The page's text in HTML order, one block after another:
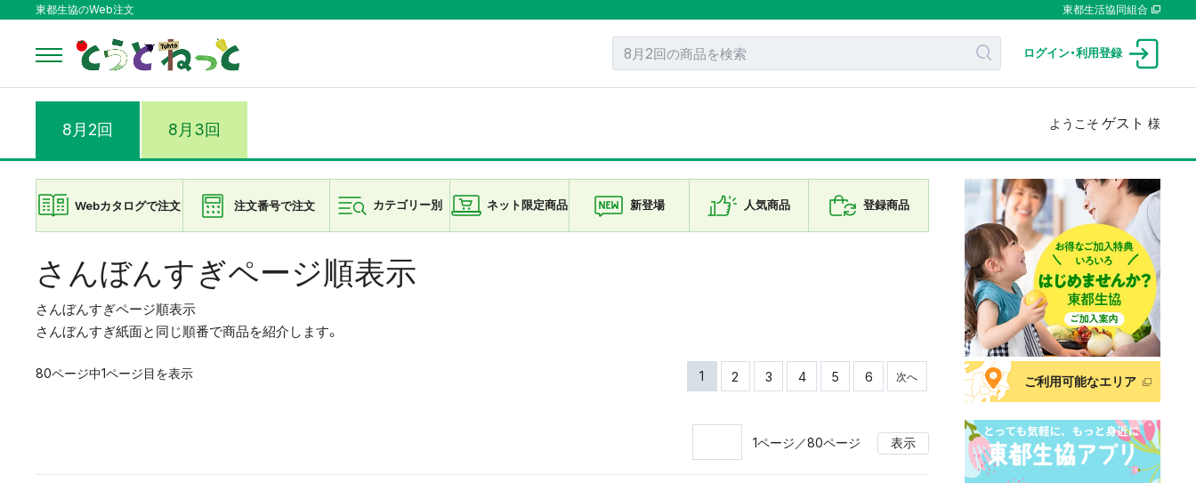
東都生協のWeb注文 東都生活協同組合
ログイン・利用登録
8月2回 8月3回 ようこそ ゲスト 様
Webカタログで注文 注文番号で注文 カテゴリー別 ネット限定商品 新登場 人気商品 登録商品
さんぼんすぎページ順表示
さんぼんすぎページ順表示
さんぼんすぎ紙面と同じ順番で商品を紹介します。
80ページ中1ページ目を表示 1 2 3 4 5 6 次へ
1ページ／80ページ 表示
ご利用可能なエリア